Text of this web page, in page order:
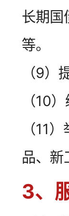
长期国
等。
（9
（10
（11
品、
3、